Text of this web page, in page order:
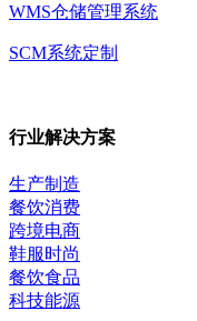
WMS仓储管理系统
SCM系统定制
行业解决方案
生产制造
餐饮消费
跨境电商
鞋服时尚
餐饮食品
科技能源